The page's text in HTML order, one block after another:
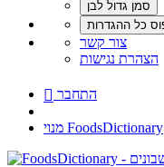
צור קשר
הצהרת נגישות
 התחבר
מנוי FoodsDictionary